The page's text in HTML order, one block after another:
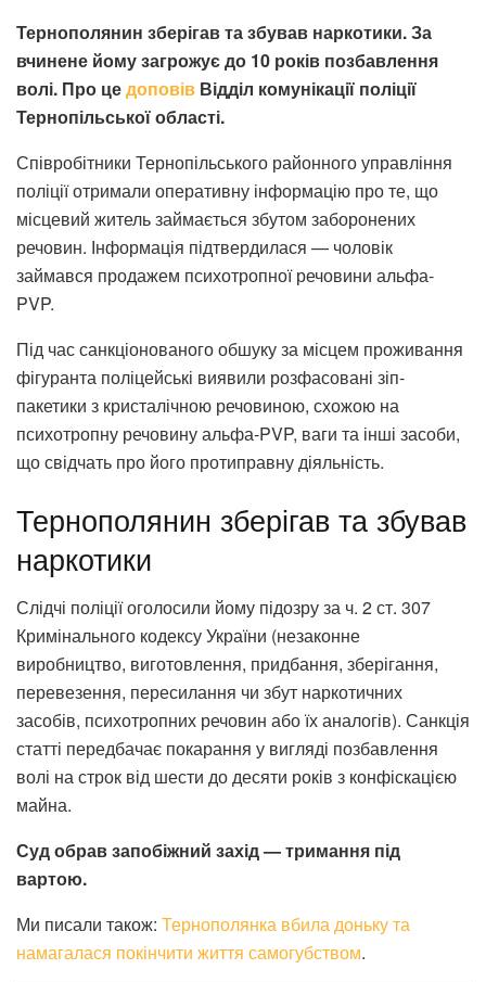
Тернополянин зберігав та збував наркотики. За
вчинене йому загрожує до 10 років позбавлення
волі. Про цедоповів Відділ комунікації поліції
Тернопільської області.
Співробітники Тернопільського районного управління
поліції отримали оперативну інформацію про те, що
місцевий житель займається збутом заборонених
речовин. Інформація підтвердилася — чоловік
займався продажем психотропної речовини альфа-
PVP.
Під час санкціонованого обшуку за місцем проживання
фігуранта поліцейські виявили розфасовані зіп-
пакетики з кристалічною речовиною, схожою на
психотропну речовину альфа-PVP, ваги та інші засоби,
що свідчать про його протиправну діяльність.
Тернополянин зберігав та збував
наркотики
Слідчі поліції оголосили йому підозру за ч. 2 ст. 307
Кримінального кодексу України (незаконне
виробництво, виготовлення, придбання, зберігання,
перевезення, пересилання чи збут наркотичних
засобів, психотропних речовин або їх аналогів). Санкція
статті передбачає покарання у вигляді позбавлення
волі на строк від шести до десяти років з конфіскацією
майна.
Суд обрав запобіжний захід — тримання під
вартою.
Ми писали також: Тернополянка вбила доньку та
намагалася покінчити життя самогубством.